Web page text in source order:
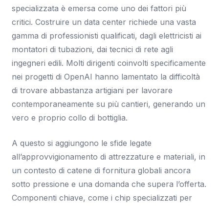
specializzata è emersa come uno dei fattori più
critici. Costruire un data center richiede una vasta
gamma di professionisti qualificati, dagli elettricisti ai
montatori di tubazioni, dai tecnici di rete agli
ingegneri edili. Molti dirigenti coinvolti specificamente
nei progetti di OpenAI hanno lamentato la difficoltà
di trovare abbastanza artigiani per lavorare
contemporaneamente su più cantieri, generando un
vero e proprio collo di bottiglia.
A questo si aggiungono le sfide legate
all’approvvigionamento di attrezzature e materiali, in
un contesto di catene di fornitura globali ancora
sotto pressione e una domanda che supera l’offerta.
Componenti chiave, come i chip specializzati per